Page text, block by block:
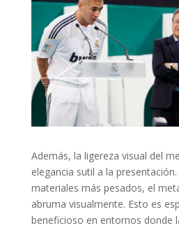
Además, la ligereza visual del
elegancia sutil a la
materiales más pesados, el
abruma visualmente. Esto es
beneficioso en entornos donde